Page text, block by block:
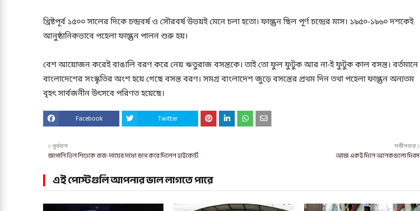
খ্রিষ্টপূর্ব ১৫০০ সালের দিকে চন্দ্রবর্ষ ও সৌরবর্ষ উভয়ই মেনে চলা হতো। ফাল্গুন ছিল পূর্ণ চন্দ্রের মাস। ১৯৫০-১৯৬০ দশকেই
আনুষ্ঠানিকভাবে পহেলা ফাল্গুন পালন শুরু হয়।
বেশ আয়োজন করেই বাঙালি বরণ করে নেয় ঋতুরাজ বসন্তকে। তাই তো ফুল ফুটুক আর না-ই ফুটুক কাল বসন্ত। বর্তমানে
বাংলাদেশের সংস্কৃতির অংশ হয়ে গেছে বসন্ত বরণ। সমগ্র বাংলাদেশ জুড়ে বসন্তের প্রথম দিন তথা পহেলা ফাল্গুন অন্যতম
বৃহৎ সার্বজনীন উৎসবে পরিণত হয়েছে।
Facebook Twitter
নবীনতর
আজ একই দিনে অনেকগুলো দিবস
পূর্বতন
জাপানি তিন শিশুকে বাবা-মায়ের মধ্যে ভাগ করে দিলেন হাইকোর্ট
এই পোস্টগুলি আপনার ভাল লাগতে পারে